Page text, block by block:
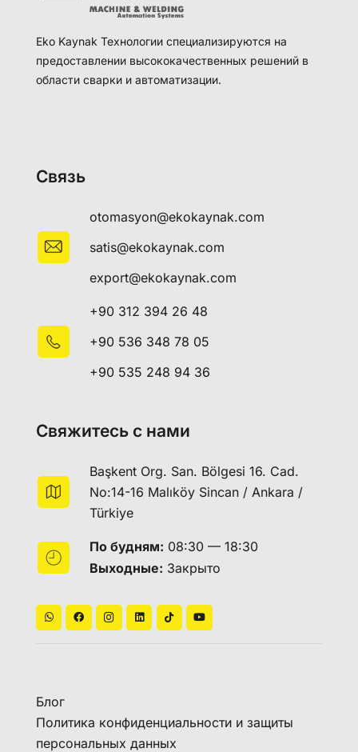
Eko Kaynak Технологии специализируются на
предоставлении высококачественных решений в
области сварки и автоматизации.
Связь
otomasyon@ekokaynak.com
satis@ekokaynak.com
export@ekokaynak.com
+90 312 394 26 48
+90 536 348 78 05
+90 535 248 94 36
Свяжитесь с нами
Başkent Org. San. Bölgesi 16. Cad.
No:14-16 Malıköy Sincan / Ankara /
Türkiye
По будням: 08:30 — 18:30
Выходные: Закрыто
Блог
Политика конфиденциальности и защиты
персональных данных